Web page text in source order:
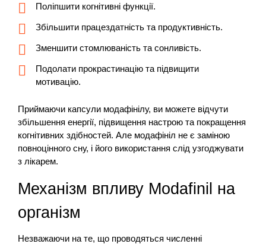
Поліпшити когнітивні функції.
Збільшити працездатність та продуктивність.
Зменшити стомлюваність та сонливість.
Подолати прокрастинацію та підвищити
мотивацію.
Приймаючи капсули модафінілу, ви можете відчути
збільшення енергії, підвищення настрою та покращення
когнітивних здібностей. Але модафініл не є заміною
повноцінного сну, і його використання слід узгоджувати
з лікарем.
Механізм впливу Modafinil на
організм
Незважаючи на те, що проводяться численні